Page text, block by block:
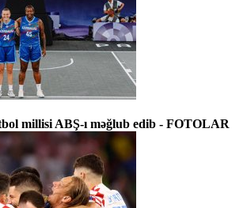
millisi ABŞ-ı məğlub edib - FOTOLAR